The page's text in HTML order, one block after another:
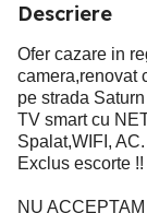
Descriere
Ofer cazare in
camera,renovat
pe strada
TV smart cu
Spalat,WIFI, AC.
Exclus escorte !!
NU